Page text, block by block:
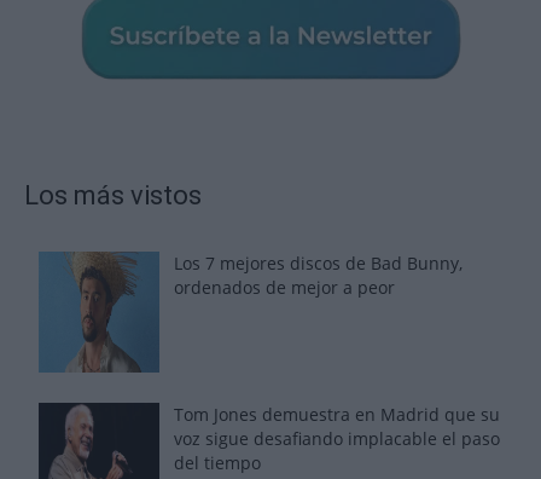
Los más vistos
Los 7 mejores discos de Bad Bunny,
ordenados de mejor a peor
Tom Jones demuestra en Madrid que su
voz sigue desafiando implacable el paso
del tiempo